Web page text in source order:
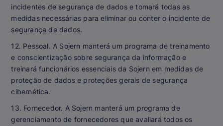
incidentes de segurança de dados e tomará todas as
medidas necessárias para eliminar ou conter o incidente de
segurança de dados.
12. Pessoal. A Sojern manterá um programa de treinamento
e conscientização sobre segurança da informação e
treinará funcionários essenciais da Sojern em medidas de
proteção de dados e proteções gerais de segurança
cibernética.
13. Fornecedor. A Sojern manterá um programa de
gerenciamento de fornecedores que avaliará todos os